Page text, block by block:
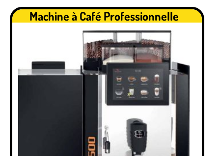
Machine à Café Professionnelle